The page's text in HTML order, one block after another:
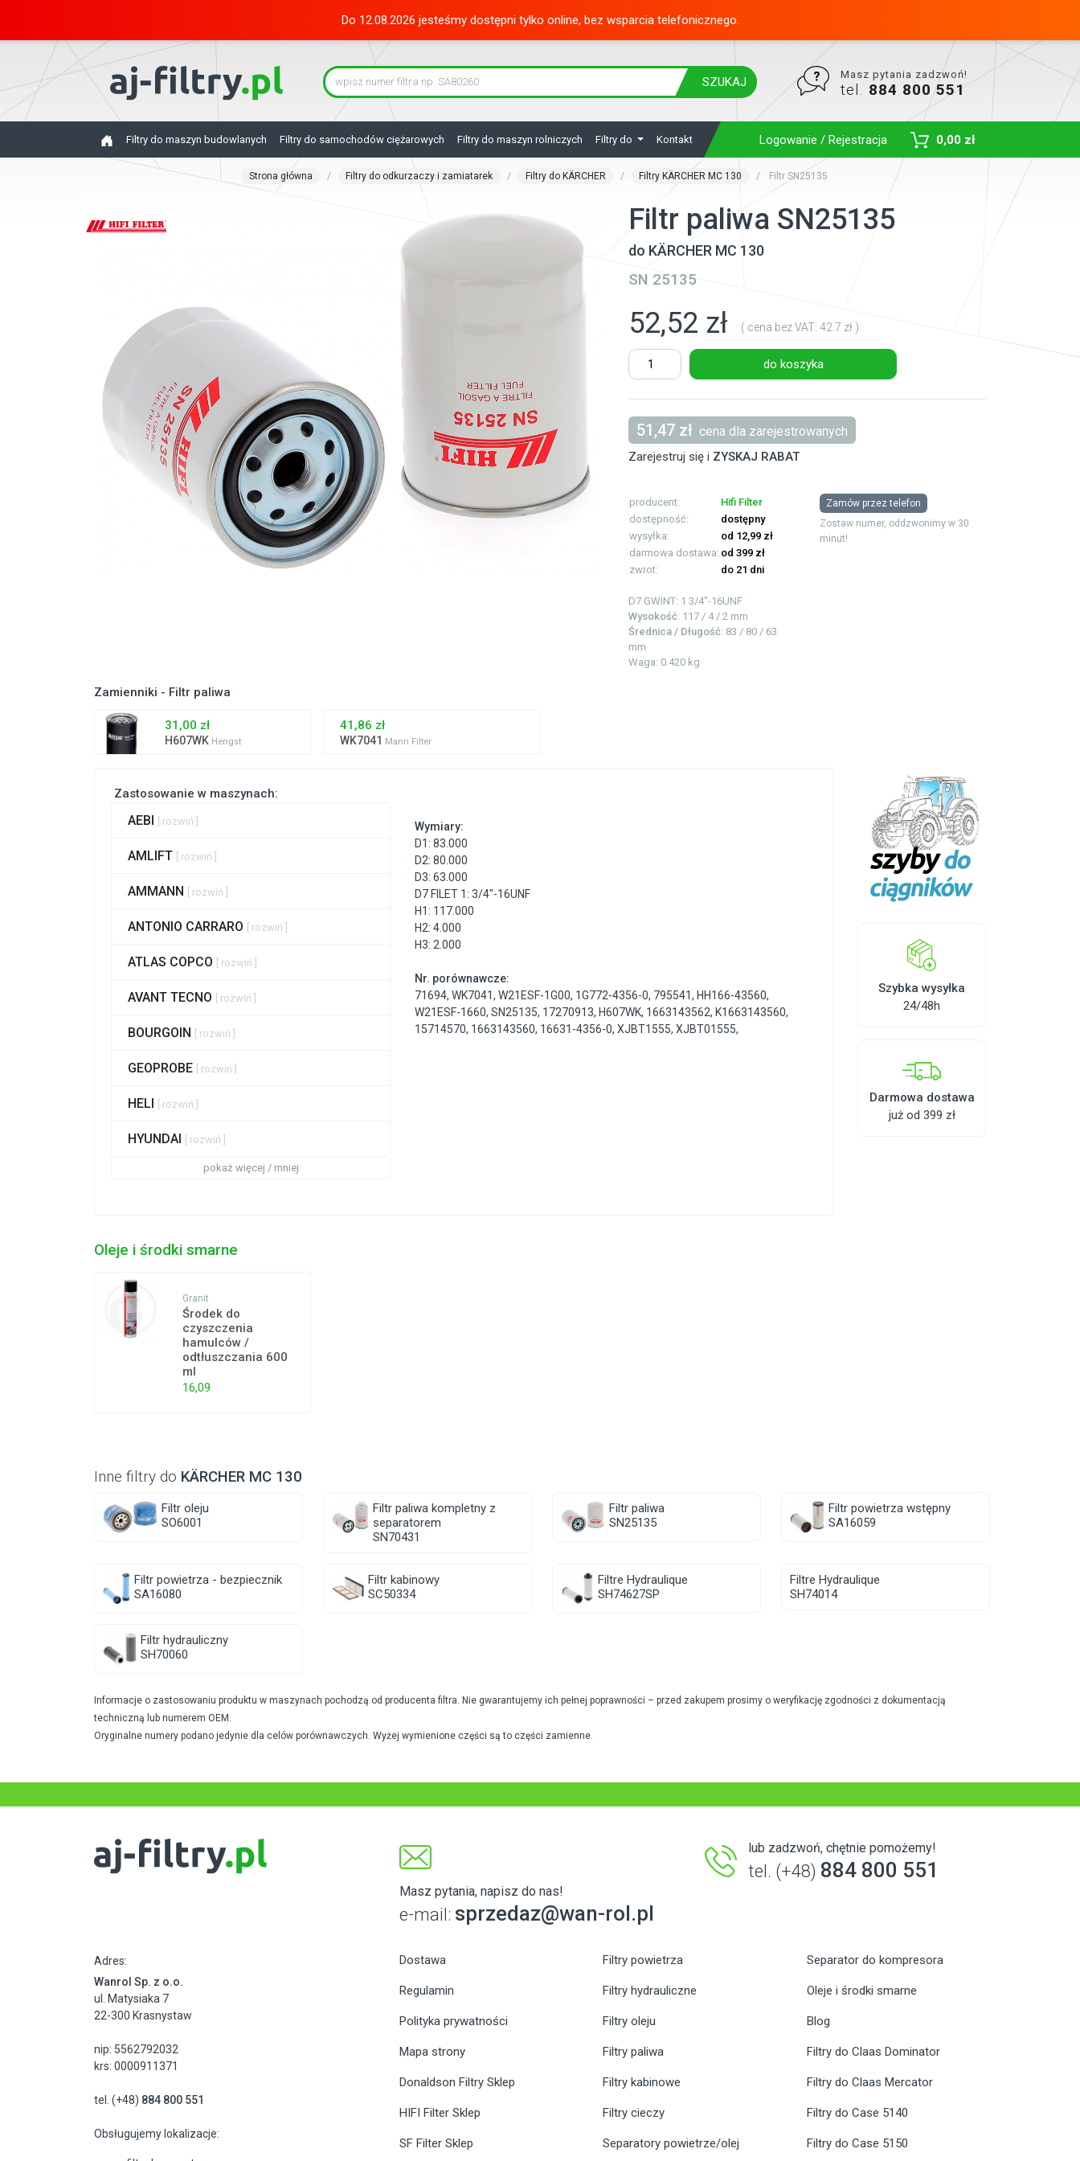
Do 12.08.2026 jesteśmy dostępni tylko online, bez wsparcia telefonicznego.
SZUKAJ
Masz pytania zadzwoń!
tel. 884 800 551
Filtry do maszyn budowlanych Filtry do samochodów ciężarowych Filtry do maszyn rolniczych Filtry do Kontakt Logowanie / Rejestracja 0,00 zł
Strona główna Filtry do odkurzaczy i zamiatarek Filtry do KÄRCHER Filtry KÄRCHER MC 130 Filtr SN25135
Filtr paliwa SN25135
do KÄRCHER MC 130
SN 25135
52,52 zł ( cena bez VAT: 42.7 zł )
do koszyka
51,47 zł cena dla zarejestrowanych
Zarejestruj się i ZYSKAJ RABAT
producent:
Hifi Filter
dostępność:
dostępny
wysyłka:
od 12,99 zł
darmowa dostawa: od 399 zł
zwrot:
do 21 dni
D7 GWINT: 1 3/4"-16UNF
Wysokość: 117 / 4 / 2 mm
Średnica / Długość: 83 / 80 / 63
mm
Waga: 0.420 kg
Zamów przez telefon
Zostaw numer, oddzwonimy w 30
minut!
Zamienniki - Filtr paliwa
31,00 zł
H607WK Hengst
41,86 zł
WK7041 Mann Filter
Zastosowanie w maszynach:
AEBI [ rozwiń ]
AMLIFT [ rozwiń ]
AMMANN [ rozwiń ]
ANTONIO CARRARO [ rozwiń ]
ATLAS COPCO [ rozwiń ]
AVANT TECNO [ rozwiń ]
BOURGOIN [ rozwiń ]
GEOPROBE [ rozwiń ]
HELI [ rozwiń ]
HYUNDAI [ rozwiń ]
pokaż więcej / mniej
Wymiary:
D1: 83.000
D2: 80.000
D3: 63.000
D7 FILET 1: 3/4"-16UNF
H1: 117.000
H2: 4.000
H3: 2.000
Nr. porównawcze:
71694,WK7041,W21ESF-1G00, 1G772-4356-0, 795541, HH166-43560,
W21ESF-1660,SN25135, 17270913, H607WK, 1663143562, K1663143560,
15714570, 1663143560, 16631-4356-0,XJBT1555,XJBT01555,
Szybka wysyłka
24/48h
Darmowa dostawa
już od 399 zł
Oleje i środki smarne
Granit
Środek do
czyszczenia
hamulców /
odtłuszczania 600
ml
16,09
Inne filtry do KÄRCHER MC 130
Filtr oleju
SO6001
Filtr paliwa kompletny z
separatorem
SN70431
Filtr paliwa
SN25135
Filtr powietrza wstępny
SA16059
Filtr powietrza - bezpiecznik
SA16080
Filtr kabinowy
SC50334
Filtre Hydraulique
SH74627SP
Filtre Hydraulique
SH74014
Filtr hydrauliczny
SH70060
Informacje o zastosowaniu produktu w maszynach pochodzą od producenta filtra. Nie gwarantujemy ich pełnej poprawności – przed zakupem prosimy o weryfikację zgodności z dokumentacją
techniczną lub numerem OEM.
Oryginalne numery podano jedynie dla celów porównawczych. Wyżej wymienione części są to części zamienne.
Masz pytania, napisz do nas!
e-mail: sprzedaz@wan-rol.pl
lub zadzwoń, chętnie pomożemy!
tel. (+48) 884 800 551
Adres:
Wanrol Sp. z o.o.
ul. Matysiaka 7
22-300 Krasnystaw
nip: 5562792032
krs: 0000911371
tel. (+48) 884 800 551
Obsługujemy lokalizacje:
Dostawa
Regulamin
Polityka prywatności
Mapa strony
Donaldson Filtry Sklep
HIFI Filter Sklep
SF Filter Sklep
Filtry powietrza
Filtry hydrauliczne
Filtry oleju
Filtry paliwa
Filtry kabinowe
Filtry cieczy
Separatory powietrze/olej
Separator do kompresora
Oleje i środki smarne
Blog
Filtry do Claas Dominator
Filtry do Claas Mercator
Filtry do Case 5140
Filtry do Case 5150